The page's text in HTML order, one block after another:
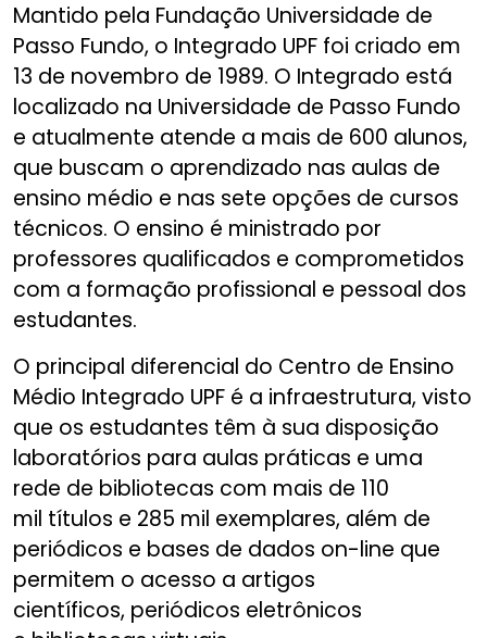
Mantido pela Fundação Universidade de
Passo Fundo, o Integrado UPF foi criado em
13 de novembro de 1989. O Integrado está
localizado na Universidade de Passo Fundo
e atualmente atende a mais de 600 alunos,
que buscam o aprendizado nas aulas de
ensino médio e nas sete opções de cursos
técnicos. O ensino é ministrado por
professores qualificados e comprometidos
com a formação profissional e pessoal dos
estudantes.
O principal diferencial do Centro de Ensino
Médio Integrado UPF é a infraestrutura, visto
que os estudantes têm à sua disposição
laboratórios para aulas práticas e uma
rede de bibliotecas com mais de 110
mil títulos e 285 mil exemplares, além de
periódicos e bases de dados on-line que
permitem o acesso a artigos
científicos, periódicos eletrônicos